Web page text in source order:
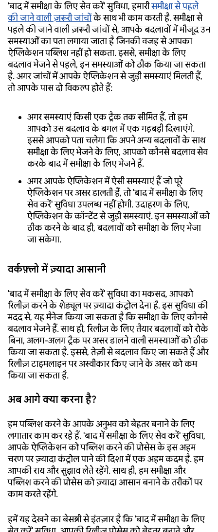
'बाद में समीक्षा के लिए सेव करें' सुविधा, हमारीसमीक्षा से पहले
की जाने वाली ज़रूरी जांचोंके साथ भी काम करती है. समीक्षा से
पहले की जाने वाली ज़रूरी जांचों से, आपके बदलावों में मौजूद उन
समस्याओं का पता लगाया जाता है जिनकी वजह से आपका
ऐप्लिकेशन पब्लिश नहीं हो सकता. इससे, समीक्षा के लिए
बदलाव भेजने से पहले, इन समस्याओं को ठीक किया जा सकता
है. अगर जांचों में आपके ऐप्लिकेशन से जुड़ी समस्याएं मिलती हैं,
तो आपके पास दो विकल्प होते हैं:
अगर समस्याएं किसी एक ट्रैक तक सीमित हैं, तो हम
आपको उस बदलाव के बगल में एक गड़बड़ी दिखाएंगे.
इससे आपको पता चलेगा कि अपने अन्य बदलावों के साथ
समीक्षा के लिए भेजने के लिए, आपको कौनसे बदलाव सेव
करके बाद में समीक्षा के लिए भेजने हैं.
अगर आपके ऐप्लिकेशन में ऐसी समस्याएं हैं जो पूरे
ऐप्लिकेशन पर असर डालती हैं, तो 'बाद में समीक्षा के लिए
सेव करें' सुविधा उपलब्ध नहीं होगी. उदाहरण के लिए,
ऐप्लिकेशन के कॉन्टेंट से जुड़ी समस्याएं. इन समस्याओं को
ठीक करने के बाद ही, बदलावों को समीक्षा के लिए भेजा
जा सकेगा.
वर्कफ़्लो में ज़्यादा आसानी
'बाद में समीक्षा के लिए सेव करें' सुविधा का मकसद, आपको
रिलीज़ करने के शेड्यूल पर ज़्यादा कंट्रोल देना है. इस सुविधा की
मदद से, यह मैनेज किया जा सकता है कि समीक्षा के लिए कौनसे
बदलाव भेजने हैं. साथ ही, रिलीज़ के लिए तैयार बदलावों को रोके
बिना, अलग-अलग ट्रैक पर असर डालने वाली समस्याओं को ठीक
किया जा सकता है. इससे, तेज़ी से बदलाव किए जा सकते हैं और
रिलीज़ टाइमलाइन पर अस्वीकार किए जाने के असर को कम
किया जा सकता है.
अब आगे क्या करना है?
हम पब्लिश करने के आपके अनुभव को बेहतर बनाने के लिए
लगातार काम कर रहे हैं. 'बाद में समीक्षा के लिए सेव करें' सुविधा,
आपके ऐप्लिकेशन को पब्लिश करने की प्रोसेस के इस अहम
चरण पर ज़्यादा कंट्रोल पाने की दिशा में एक अहम कदम है. हम
आपकी राय और सुझाव लेते रहेंगे. साथ ही, हम समीक्षा और
पब्लिश करने की प्रोसेस को ज़्यादा आसान बनाने के तरीकों पर
काम करते रहेंगे.
हमें यह देखने का बेसब्री से इंतज़ार है कि 'बाद में समीक्षा के लिए